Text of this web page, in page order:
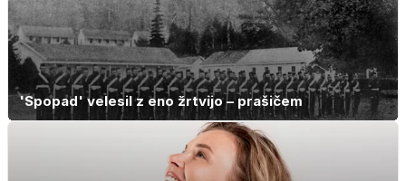
'Spopad' velesil z eno žrtvijo – prašičem